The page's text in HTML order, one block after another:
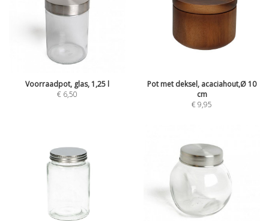
Voorraadpot, glas, 1,25 l
€ 6,50
Pot met deksel, acaciahout,Ø 10
cm
€9,95